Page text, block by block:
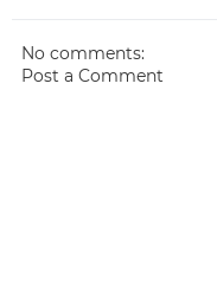
No comments:
Post a Comment